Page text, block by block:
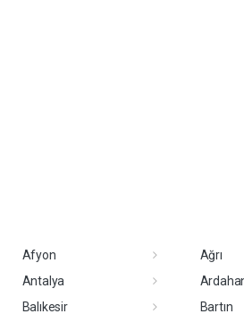
Afyon
Ağrı
Antalya
Balıkesir
Bartın